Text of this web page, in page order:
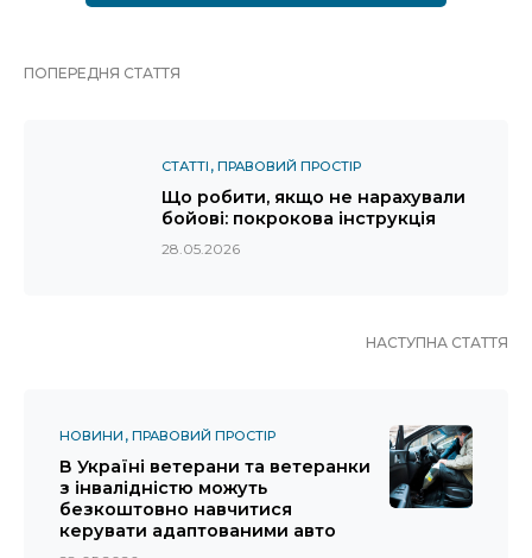
ПОПЕРЕДНЯ СТАТТЯ
СТАТТІ ПРАВОВИЙ ПРОСТІР
Що робити, якщо не нарахували
бойові: покрокова інструкція
28.05.2026
НАСТУПНА СТАТТЯ
НОВИНИ ПРАВОВИЙ ПРОСТІР
В Україні ветерани та ветеранки
з інвалідністю можуть
безкоштовно навчитися
керувати адаптованими авто